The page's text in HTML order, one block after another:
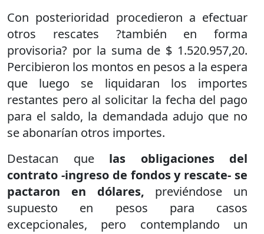
Con posterioridad procedieron a efectuar
otros rescates ?también en forma
provisoria? por la suma de $ 1.520.957,20.
Percibieron los montos en pesos a la espera
que luego se liquidaran los importes
restantes pero al solicitar la fecha del pago
para el saldo, la demandada adujo que no
se abonarían otros importes.
Destacan que las obligaciones del
contrato -ingreso de fondos y rescate- se
pactaron en dólares, previéndose un
supuesto en pesos para casos
excepcionales, pero contemplando un